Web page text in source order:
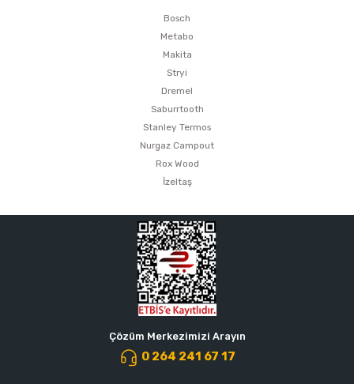
Bosch
Metabo
Makita
Stryi
Dremel
Saburrtooth
Stanley Termos
Nurgaz Campout
Rox Wood
İzeltaş
Çözüm Merkezimizi Arayın
0 264 241 67 17